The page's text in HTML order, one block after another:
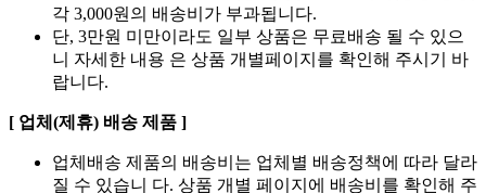
각 3,000원의 배송비가 부과됩니다.
단, 3만원 미만이라도 일부 상품은 무료배송 될 수 있으
니 자세한 내용 은 상품 개별페이지를 확인해 주시기 바
랍니다.
[ 업체(제휴) 배송 제품 ]
업체배송 제품의 배송비는 업체별 배송정책에 따라 달라
질 수 있습니 다. 상품 개별 페이지에 배송비를 확인해 주